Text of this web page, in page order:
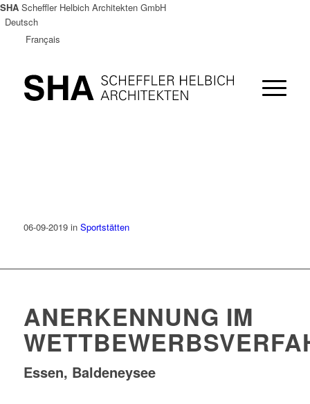
SHA Scheffler Helbich Architekten GmbH
Deutsch
Français
06-09-2019in Sportstätten
ANERKENNUNG IM
Essen, Baldeneysee